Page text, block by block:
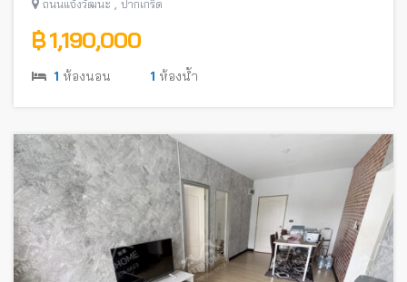
ถนนแจ้งวัฒนะ , ปากเกร็ด
฿ 1,190,000
1 ห้องนอน 1 ห้องน้ำ